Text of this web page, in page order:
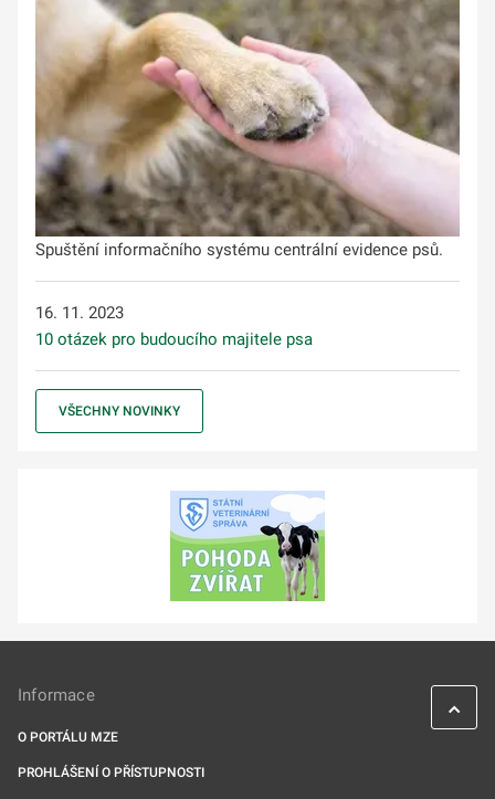
Spuštění informačního systému centrální evidence psů.
16. 11. 2023
10 otázek pro budoucího majitele psa
VŠECHNY NOVINKY
Informace
O PORTÁLU MZE
PROHLÁŠENÍ O PŘÍSTUPNOSTI